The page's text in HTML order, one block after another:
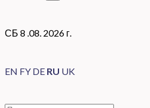
СБ 8 .08. 2026 г.
EN FY DE RU UK